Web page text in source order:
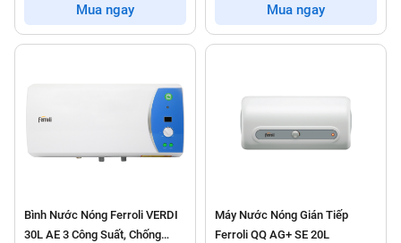
Mua ngay Mua ngay
Bình Nước Nóng Ferroli VERDI
30L AE 3 Công Suất, Chống
Máy Nước Nóng Gián Tiếp
Ferroli QQ AG+ SE 20L